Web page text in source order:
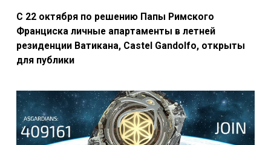
С 22 октября по решению Папы Римского
Франциска личные апартаменты в летней
резиденции Ватикана, Castel Gandolfo, открыты
для публики